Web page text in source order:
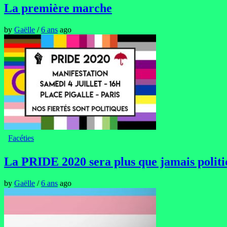
La première marche
by Gaëlle /6 ans ago
Facéties
La PRIDE 2020 sera plus que jamais
by Gaëlle /6 ans ago